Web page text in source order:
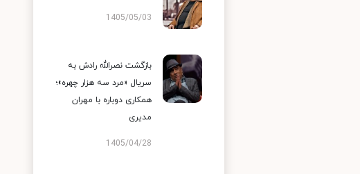
1405/05/03
بازگشت نصرالله رادش به
سریال «مرد سه هزار چهره»؛
همکاری دوباره با مهران
مدیری
1405/04/28